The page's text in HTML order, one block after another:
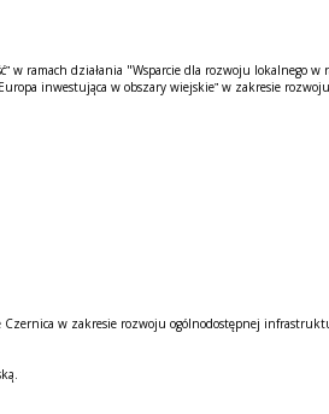
w ramach działania "Wsparcie dla rozwoju lokalnego w
inwestująca w obszary wiejskie” w zakresie
w zakresie rozwoju ogólnodostępnej